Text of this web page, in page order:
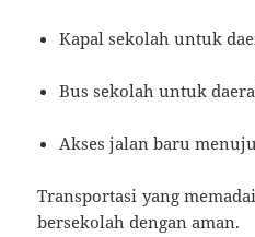
Kapal sekolah untuk
Bus sekolah untuk
Akses jalan baru
Transportasi yang
bersekolah dengan aman.